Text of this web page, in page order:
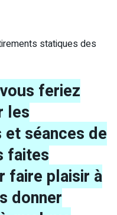
statiques des
feriez
les
séances de
faites
faire plaisir à
donner